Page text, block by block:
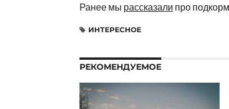
Ранее мы рассказали про
ИНТЕРЕСНОЕ
РЕКОМЕНДУЕМОЕ